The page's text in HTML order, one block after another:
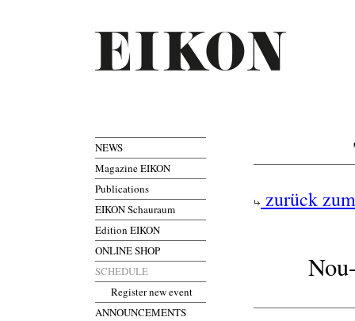
NEWS
Magazine EIKON
Publications
EIKON Schauraum
Edition EIKON
ONLINE SHOP
SCHEDULE
Register new event
ANNOUNCEMENTS
zurück